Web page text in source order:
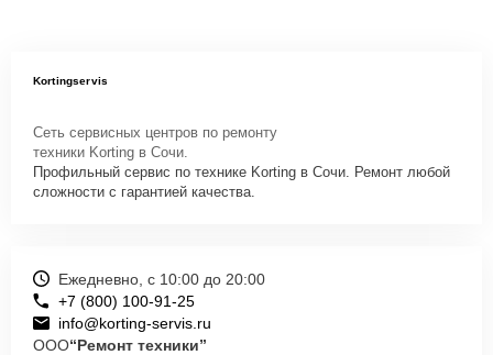
Kortingservis
Сеть сервисных центров по ремонту
техники Korting в Сочи.
Профильный сервис по технике Korting в Сочи. Ремонт любой
сложности с гарантией качества.
Ежедневно, с 10:00 до 20:00
+7 (800) 100-91-25
info@korting-servis.ru
ООО“Ремонт техники”